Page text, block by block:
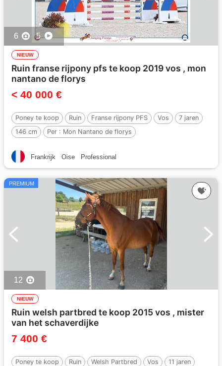
6 5
NIEUW
Ruin franse rijpony pfs te koop 2019 vos , mon
nantano de florys
< 40 000 €
Poney te koop Ruin Franse rijpony PFS Vos
7 jaren
146 cm
Per : Mon Nantano de florys
Frankrijk Oise Professional
PREMIUM
12
NIEUW
Ruin welsh partbred te koop 2015 vos , mister
van het schaverdijke
7 400 €
Poney te koop Ruin Welsh Partbred Vos
11 jaren